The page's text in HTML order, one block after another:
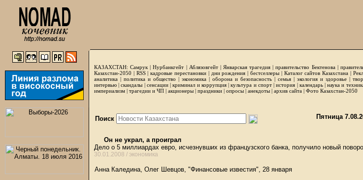
КАЗАХСТАН: Самрук |Нурбанкгейт | Аблязовгейт| Январская трагедия |правительство Бектенова|
Казахстан-2050 | RSS|кадровые перестановки| дни рождения | бестселлеры| Каталог сайтов Казахстана |
аналитика | политика и общество | экономика | оборона и безопасность | семья | экология и здоровье |
интервью |скандалы | сенсации|криминал и коррупция|культура и спорт|история | календарь|наука и
империализм | трагедии и ЧП | акционеры | праздники | опросы | анекдоты | архив сайта | Фото Казахстан-2050
Поиск Пятница
Он не украл, а проиграл
Дело о 5 миллиардах евро, исчезнувших из французского банка, получило новый
30.01.2008 / экономика
Анна Каледина, Олег Шевцов, "Финансовые известия", 28 января